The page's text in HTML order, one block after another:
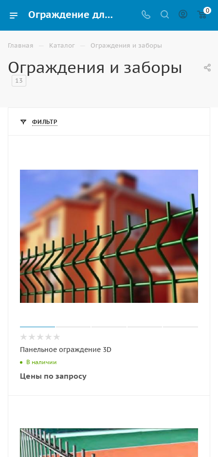
Ограждение для парка, детской или спортивной площадки купить в Волгограде 0
Главная — Каталог — Ограждения и заборы
Ограждения и заборы
13
ФИЛЬТР
Панельное ограждение 3D
В наличии
Цены по запросу